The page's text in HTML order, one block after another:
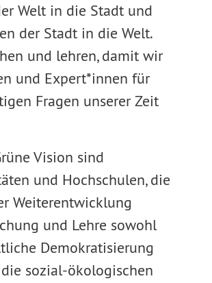
Welt in die Stadt und
der Stadt in die Welt.
und lehren, damit wir
und Expert*innen für
Fragen unserer Zeit
Vision sind
und Hochschulen, die
Weiterentwicklung
und Lehre sowohl
Demokratisierung
sozial-ökologischen